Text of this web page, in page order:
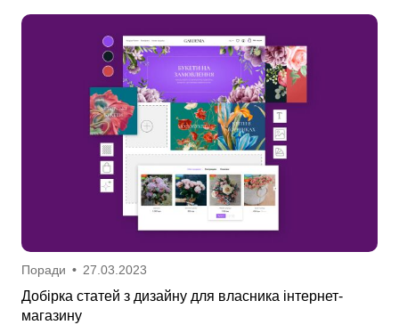
Поради • 27.03.2023
Добірка статей з дизайну для власника інтернет-
магазину